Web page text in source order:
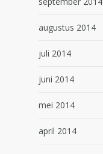
augustus 2014
juli 2014
juni 2014
mei 2014
april 2014